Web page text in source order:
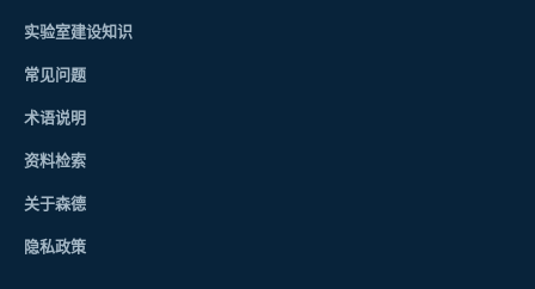
实验室建设知识
常见问题
术语说明
资料检索
关于森德
隐私政策